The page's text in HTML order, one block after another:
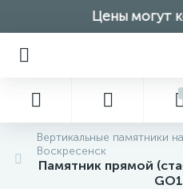
Цены могут
Вертикальные памятники
Воскресенск
Памятник прямой